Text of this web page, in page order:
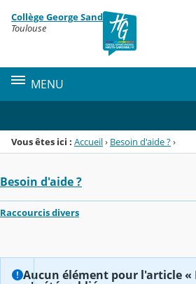
Menu de la rubrique
Contenu
Collège George Sand
Toulouse
MENU
Vous êtes ici : Accueil› Besoin d'aide ?›
Besoin d'aide ?
Raccourcis divers
Aucun élément pour l'article «